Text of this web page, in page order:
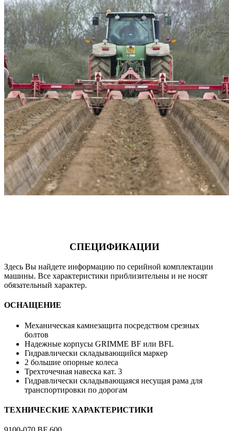
СПЕЦИФИКАЦИИ
Здесь Вы найдете информацию по cерийной комплектации
машины. Все характеристики приблизительны и не носят
обязательный характер.
ОСНАЩЕНИЕ
Механическая камнезащита посредством срезных
болтов
Надежные корпусы GRIMME BF или BFL
Гидравлически складывающийся маркер
2 большие опорные колеса
Трехточечная навеска кат. 3
Гидравлически складывающаяся несущая рама для
транспортировки по дорогам
ТЕХНИЧЕСКИЕ ХАРАКТЕРИСТИКИ